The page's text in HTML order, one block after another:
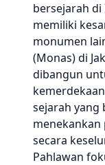
bersejarah di
memiliki
monumen
(Monas) di
dibangun
sejarah yang
menekankan
secara
Pahlawan